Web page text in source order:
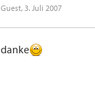
Guest, 3. Juli 2007
danke